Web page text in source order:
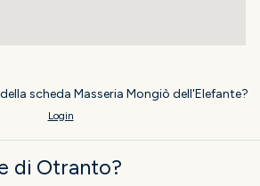
scheda Masseria Mongiò dell'Elefante?
Login
di Otranto?